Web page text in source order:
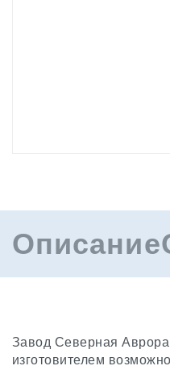
Описание
Завод Северная Аврора
изготовителем